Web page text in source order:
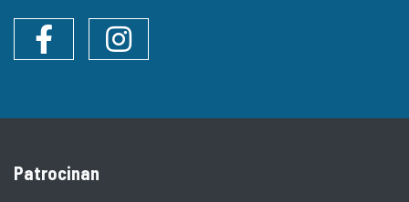
Instagram
Patrocinan